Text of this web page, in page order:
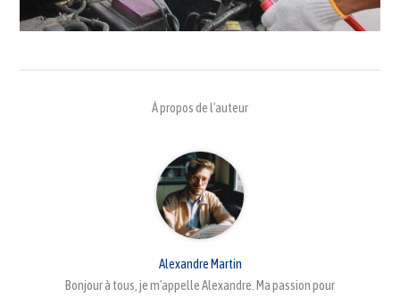
À propos de l'auteur
Alexandre Martin
Bonjour à tous, je m'appelle Alexandre. Ma passion pour